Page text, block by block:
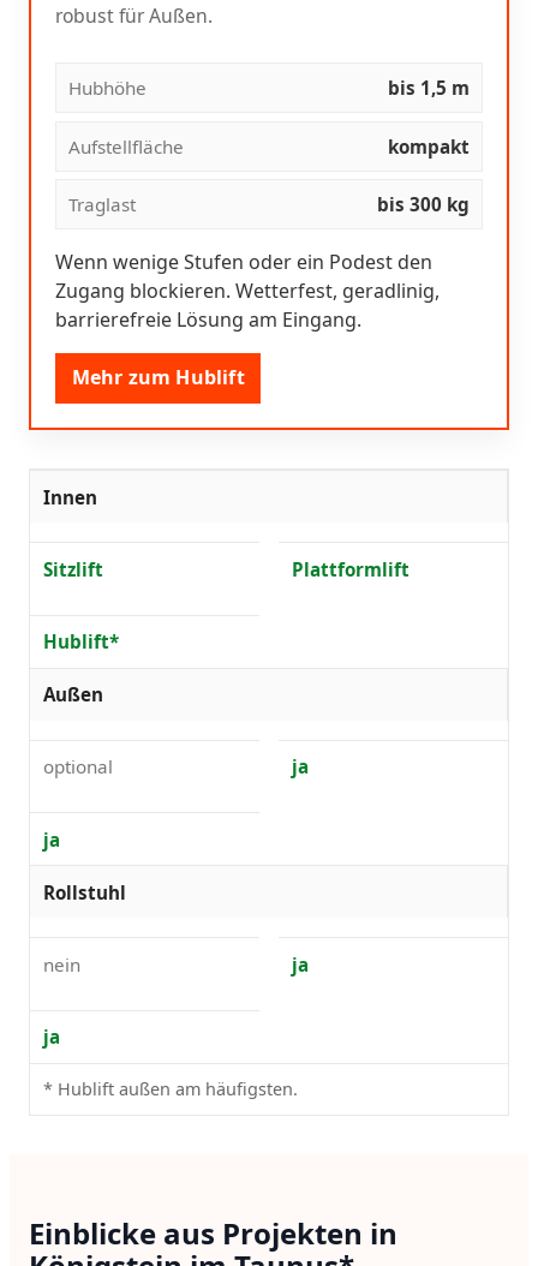
robust für Außen.
Hubhöhe bis 1,5 m
Aufstellfläche kompakt
Traglast bis 300 kg
Wenn wenige Stufen oder ein Podest den
Zugang blockieren. Wetterfest, geradlinig,
barrierefreie Lösung am Eingang.
Mehr zum Hublift
Innen
Sitzlift Plattformlift
Hublift*
Außen
optional ja
ja
Rollstuhl
nein ja
ja
* Hublift außen am häufigsten.
Einblicke aus Projekten in